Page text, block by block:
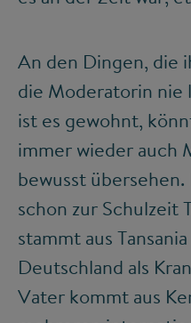
An den Dingen, die
die Moderatorin nie
ist es gewohnt,
immer wieder auch
bewusst
schon zur Schulzeit
stammt aus
Deutschland als
Vater kommt aus